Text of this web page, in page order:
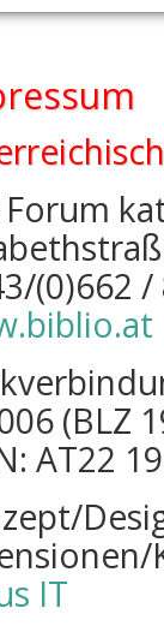
Forum
(0)662
(BLZ
AT22
IT